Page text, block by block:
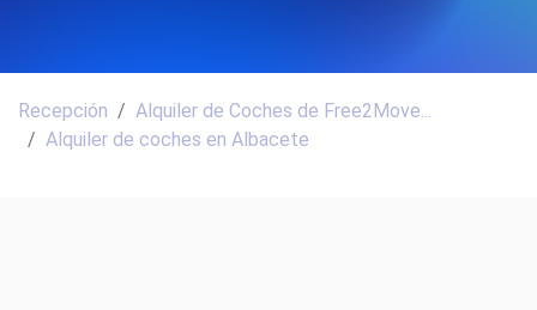
Recepción
Alquiler de Coches de Free2Move...
Alquiler de coches en Albacete